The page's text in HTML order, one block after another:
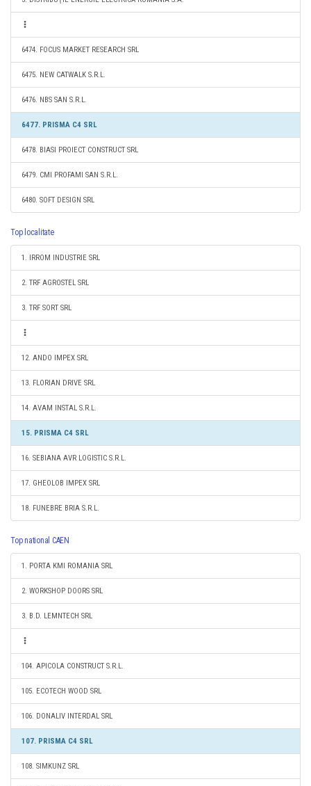
6474. FOCUS MARKET RESEARCH SRL
6475. NEW CATWALK S.R.L.
6476. NBS SAN S.R.L.
6477. PRISMA C4 SRL
6478. BIASI PROIECT CONSTRUCT SRL
6479. CMI PROFAMI SAN S.R.L.
6480. SOFT DESIGN SRL
Top localitate
1. IRROM INDUSTRIE SRL
2. TRF AGROSTEL SRL
3. TRF SORT SRL
12. ANDO IMPEX SRL
13. FLORIAN DRIVE SRL
14. AVAM INSTAL S.R.L.
15. PRISMA C4 SRL
16. SEBIANA AVR LOGISTIC S.R.L.
17. GHEOLOB IMPEX SRL
18. FUNEBRE BRIA S.R.L.
Top national CAEN
1. PORTA KMI ROMANIA SRL
2. WORKSHOP DOORS SRL
3. B.D. LEMNTECH SRL
104. APICOLA CONSTRUCT S.R.L.
105. ECOTECH WOOD SRL
106. DONALIV INTERDAL SRL
107. PRISMA C4 SRL
108. SIMKUNZ SRL